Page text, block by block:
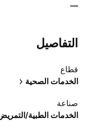
—
التفاصيل
قطاع
الخدمات الصحية
صناعة
الخدمات الطبية/